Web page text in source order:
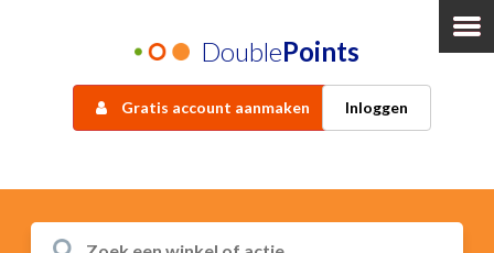
DoublePoints
Gratis account aanmaken Inloggen